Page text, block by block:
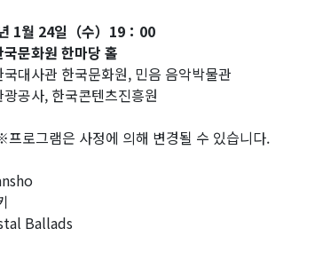
1월 24일（수）19：00
국문화원 한마당 홀
국대사관 한국문화원, 민음 음악박물관
광공사, 한국콘텐츠진흥원
프로그램은 사정에 의해 변경될 수 있습니다.
Ballads